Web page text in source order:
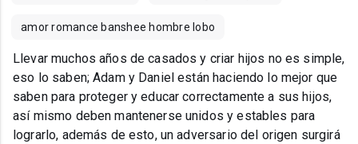
amor romance banshee hombre lobo
Llevar muchos años de casados y criar hijos no es simple,
eso lo saben; Adam y Daniel están haciendo lo mejor que
saben para proteger y educar correctamente a sus hijos,
así mismo deben mantenerse unidos y estables para
lograrlo, además de esto, un adversario del origen surgirá